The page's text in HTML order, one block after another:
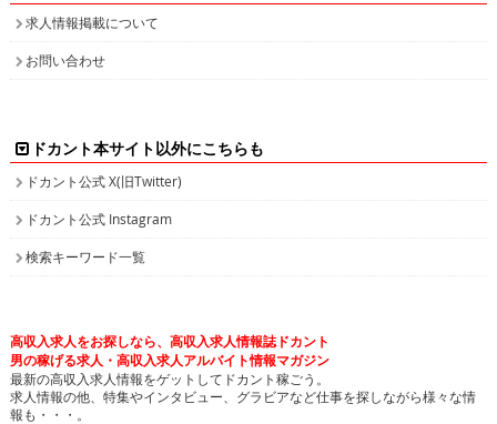
求人情報掲載について
お問い合わせ
ドカント本サイト以外にこちらも
ドカント公式 X(旧Twitter)
ドカント公式 Instagram
検索キーワード一覧
高収入求人をお探しなら、高収入求人情報誌ドカント
男の稼げる求人・高収入求人アルバイト情報マガジン
最新の高収入求人情報をゲットしてドカント稼ごう。
求人情報の他、特集やインタビュー、グラビアなど仕事を探しながら様々な情
報も・・・。